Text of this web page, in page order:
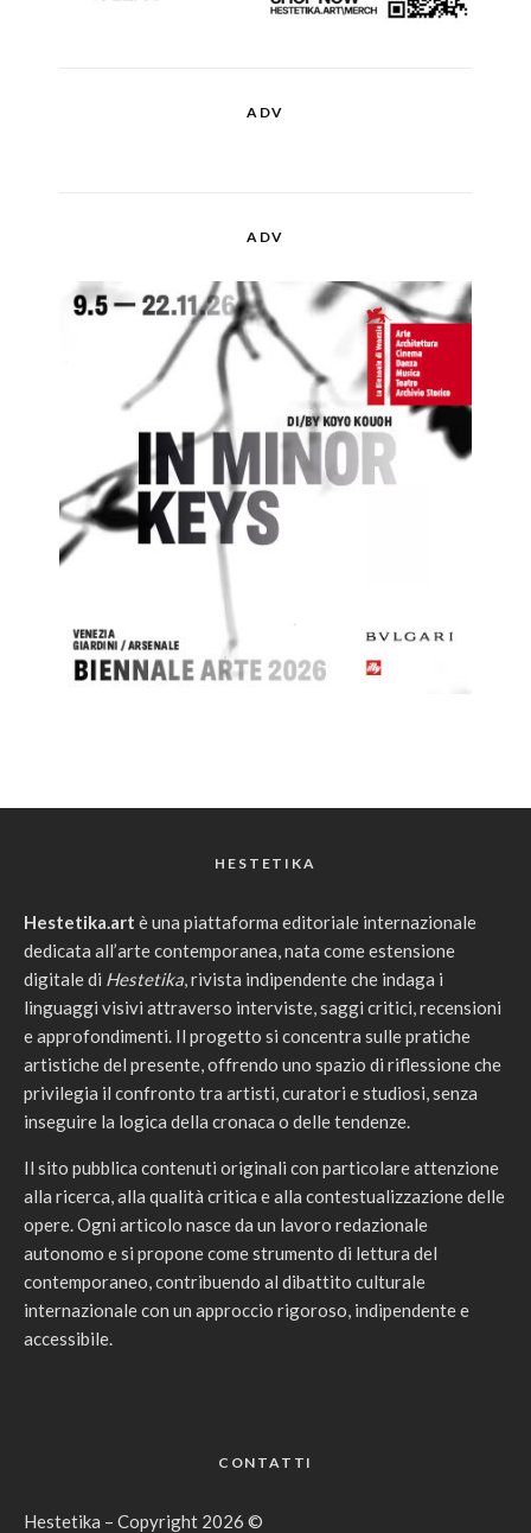
ADV
ADV
HESTETIKA
Hestetika.art è una piattaforma editoriale internazionale
dedicata all’arte contemporanea, nata come estensione
digitale di Hestetika, rivista indipendente che indaga i
linguaggi visivi attraverso interviste, saggi critici, recensioni
e approfondimenti. Il progetto si concentra sulle pratiche
artistiche del presente, offrendo uno spazio di riflessione che
privilegia il confronto tra artisti, curatori e studiosi, senza
inseguire la logica della cronaca o delle tendenze.
Il sito pubblica contenuti originali con particolare attenzione
alla ricerca, alla qualità critica e alla contestualizzazione delle
opere. Ogni articolo nasce da un lavoro redazionale
autonomo e si propone come strumento di lettura del
contemporaneo, contribuendo al dibattito culturale
internazionale con un approccio rigoroso, indipendente e
accessibile.
CONTATTI
Hestetika – Copyright 2026 ©